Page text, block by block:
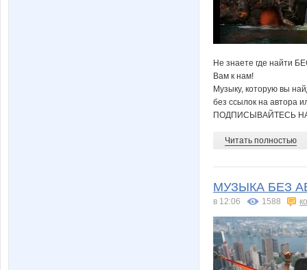
Не знаете где найти
Вам к нам!
Музыку, которую вы
без ссылок на автора
ПОДПИСЫВАЙТЕСЬ
Читать полностью
МУЗЫКА БЕЗ
в 12:06 1588